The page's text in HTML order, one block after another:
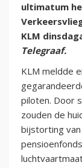
ultimatum
KLM
Telegraaf.
KLM meldde
piloten. Door
zouden de
bijstorting